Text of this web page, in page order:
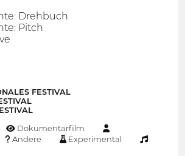
Drehbuch
Pitch
FESTIVAL
Dokumentarfilm
Andere
Experimental